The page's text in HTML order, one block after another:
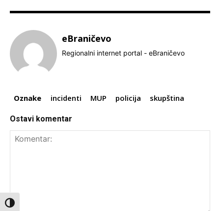
Toggle High Contrast
eBraničevo
Regionalni internet portal - eBraničevo
Oznake incidenti MUP policija skupština
Ostavi komentar